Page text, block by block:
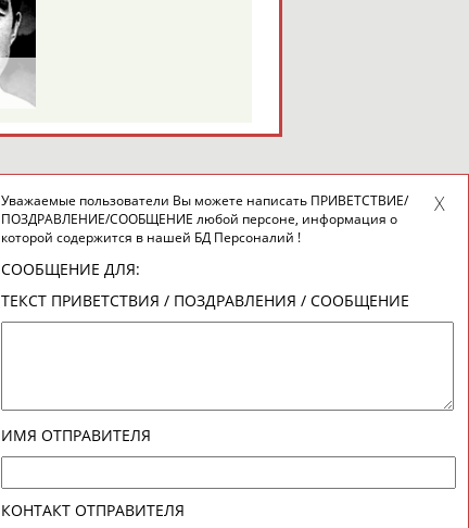
Уважаемые пользователи Вы можете написать ПРИВЕТСТВИЕ/
ПОЗДРАВЛЕНИЕ/СООБЩЕНИЕ любой персоне, информация о
которой содержится в нашей БД Персоналий !
СООБЩЕНИЕ ДЛЯ:
ТЕКСТ ПРИВЕТСТВИЯ / ПОЗДРАВЛЕНИЯ / СООБЩЕНИЕ
ИМЯ ОТПРАВИТЕЛЯ
КОНТАКТ ОТПРАВИТЕЛЯ